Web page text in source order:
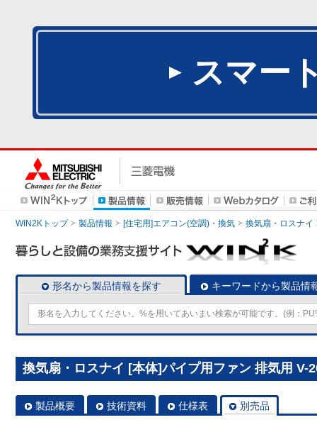
スマー
WIN2Kトップ 製品情報 [住宅用]エアコン(空調)・換気 換気扇・ロスナイ
形名から製品情報を探す キーワードから製品情
換気扇・ロスナイ [本体]パイプ用ファン 排気用 V-
製品概要 技術資料 仕様表 別売品